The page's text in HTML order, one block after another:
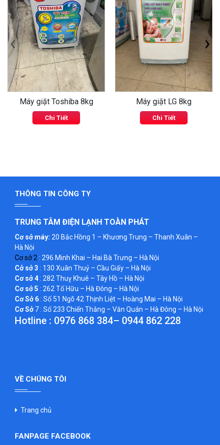
Máy giặt Toshiba 8kg
Chi Tiết
Máy giặt LG 8kg
Chi Tiết
‹ ›
THÔNG TIN CÔNG TY
TRUNG TÂM ĐIỆN LẠNH TOÀN PHÁT
Cơ sở máy: 20 Bắc Hồng 1 – Khương Trung – Thanh Xuân –
Hà Nội
Cơ sở 2 : 296 Minh Khai – Hai Bà Trưng – Hà Nội
Cở sở 3 : 130 Xuân Thuỷ – Cầu Giấy – Hà Nội
Cơ sở 4: 282 Thuỵ Khuê – Tây Hồ – Hà Nội
Cơ sở 5 : 262 Tố Hữu – Hà Đông – Hà Nội
Cơ Sở 6: Số 51 Ngõ 42 Thịnh Liệt – Hoàng Mai – Hà Nội
Cơ Sở7 : Số 233 Chiến Thắng – Văn Quán – Hà Đông – Hà Nội
Hotline : 0976 868 384– 0944 862 228
VỀ CHÚNG TÔI
Trang chủ
FANPAGE FACEBOOK